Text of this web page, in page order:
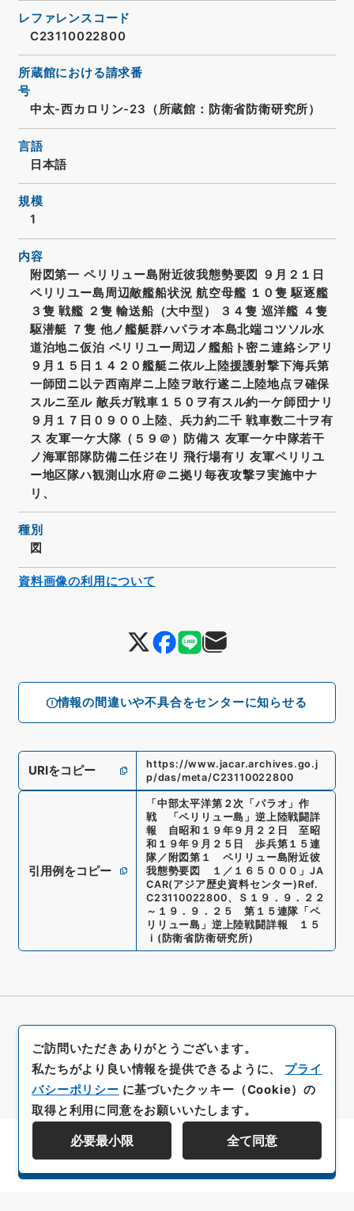
情報の間違いや不具合をセンターに知らせる
レファレンスコード
C23110022800
所蔵館における請求番
号
中太-西カロリン-23（所蔵館：防衛省防衛研究所）
言語
日本語
規模
1
内容
附図第一 ペリリュー島附近彼我態勢要図 ９月２１日
ペリリユー島周辺敵艦船状況 航空母艦 １０隻 駆逐艦
３隻 戦艦 ２隻 輸送船（大中型） ３４隻 巡洋艦 ４隻
駆潜艇 ７隻 他ノ艦艇群ハパラオ本島北端コツソル水
道泊地ニ仮泊 ペリリユー周辺ノ艦船ト密ニ連絡シアリ
９月１５日１４２０艦艇ニ依ル上陸援護射撃下海兵第
一師団ニ以テ西南岸ニ上陸ヲ敢行遂ニ上陸地点ヲ確保
スルニ至ル 敵兵ガ戦車１５０ヲ有スル約一ケ師団ナリ
９月１７日０９００上陸、兵力約二千 戦車数二十ヲ有
ス 友軍一ケ大隊（５９＠）防備ス 友軍一ケ中隊若干
ノ海軍部隊防備ニ任ジ在リ 飛行場有リ 友軍ペリリユ
ー地区隊ハ観測山水府＠ニ拠リ毎夜攻撃ヲ実施中ナ
リ、
種別
図
URIをコピー
https://www.jacar.archives.go.j
p/das/meta/C23110022800
引用例をコピー
「 中部太平洋第２次「パラオ」作
戦 「ペリリュー島」逆上陸戦闘詳
報 自昭和１９年９月２２日 至昭
和１９年９月２５日 歩兵第１５連
隊／附図第１ ペリリュー島附近彼
我態勢要図 １／１６５０００ 」 JA
CAR(アジア歴史資料センター) Ref.
C23110022800、
Ｓ１９．９．２２
～１９．９．２５ 第１５連隊「ペ
リリュー島」逆上陸戦闘詳報 １５
ｉ ( 防衛省防衛研究所)
資料画像の利用について
資料群階層を表示する
ご訪問いただきありがとうございます。
私たちがより良い情報を提供できるように、 プライ
バシーポリシー に基づいたクッキー（Cookie）の
取得と利用に同意をお願いいたします。
必要最小限 全て同意